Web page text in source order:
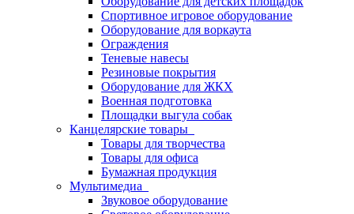
Спортивное игровое оборудование
Оборудование для воркаута
Ограждения
Теневые навесы
Резиновые покрытия
Оборудование для ЖКХ
Военная подготовка
Площадки выгула собак
Канцелярские товары
Товары для творчества
Товары для офиса
Бумажная продукция
Мультимедиа
Звуковое оборудование